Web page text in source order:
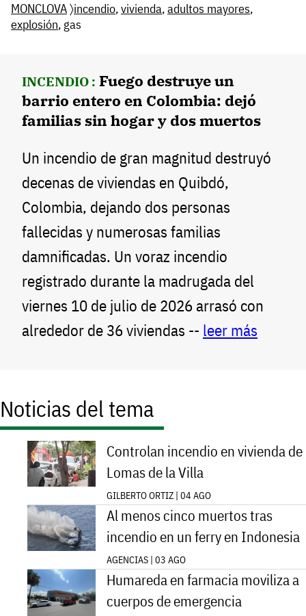
MONCLOVA〉incendio,vivienda,adultos mayores,
explosión, gas
INCENDIO : Fuego destruye un
barrio entero en Colombia: dejó
familias sin hogar y dos muertos
Un incendio de gran magnitud destruyó
decenas de viviendas en Quibdó,
Colombia, dejando dos personas
fallecidas y numerosas familias
damnificadas. Un voraz incendio
registrado durante la madrugada del
viernes 10 de julio de 2026 arrasó con
alrededor de 36 viviendas -- leer más
Noticias del tema
Controlan incendio en vivienda de
Lomas de la Villa
GILBERTO ORTIZ | 04 AGO
Al menos cinco muertos tras
incendio en un ferry en Indonesia
AGENCIAS | 03 AGO
Humareda en farmacia moviliza a
cuerpos de emergencia